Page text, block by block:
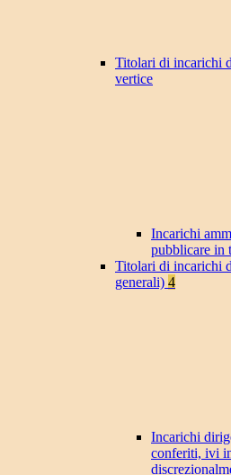
Titolari di incarichi
vertice
Incarichi
pubblicare in
Titolari di incarichi
generali) 4
Incarichi
conferiti, ivi